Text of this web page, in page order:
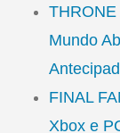
Mundo
FINAL
Xbox e